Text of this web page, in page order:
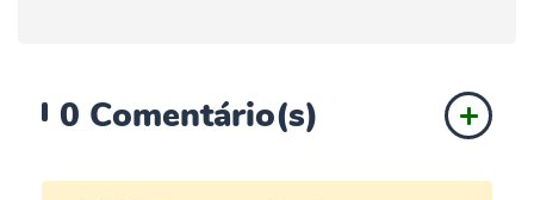
0 Comentário(s)